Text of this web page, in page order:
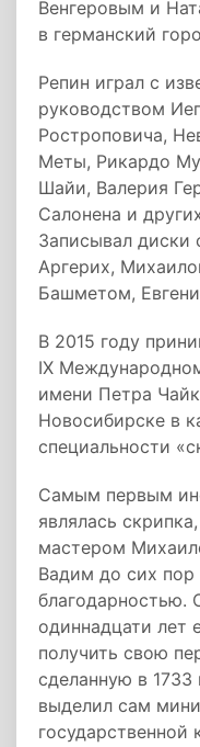
Венгеровым и
в германский
Репин играл с
руководством
Ростроповича,
Меты, Рикардо
Шайи, Валерия
Салонена и
Записывал диски
Аргерих,
Башметом,
В 2015 году
IX
имени Петра
Новосибирске в
специальности
Самым первым
являлась
мастером
Вадим до сих пор
благодарностью.
одиннадцати лет
получить свою
сделанную в 1733
выделил сам
государственной